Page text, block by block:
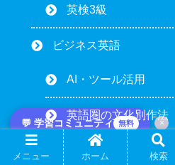
💬 学習コミュニティ 無料 ×
英検3級
ビジネス英語
AI・ツール活用
英語圏の文化別作法
会議・電話・プレゼン
メニュー ホーム 検索